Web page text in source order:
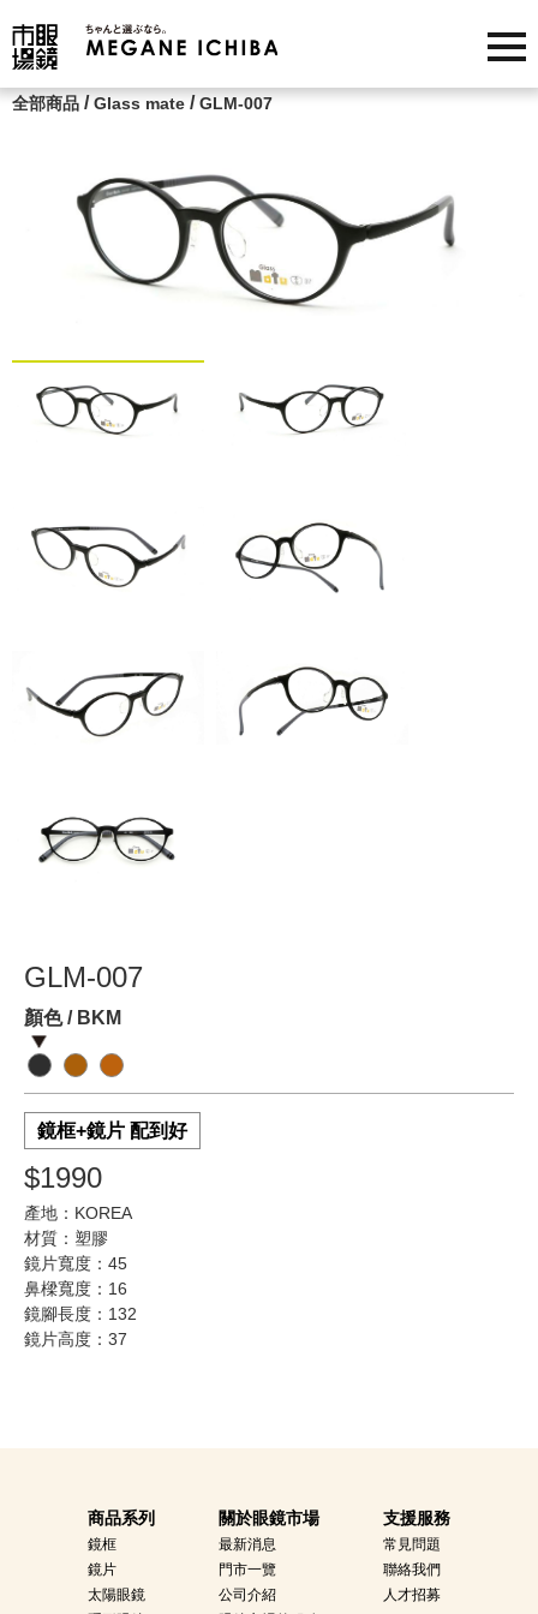
全部商品 /Glass mate /GLM-007
GLM-007
顏色 / BKM
鏡框+鏡片 配到好
$1990
產地：KOREA
材質：塑膠
鏡片寬度：45
鼻樑寬度：16
鏡腳長度：132
鏡片高度：37
商品系列
鏡框
鏡片
太陽眼鏡
關於眼鏡市場
最新消息
門市一覽
公司介紹
支援服務
常見問題
聯絡我們
人才招募